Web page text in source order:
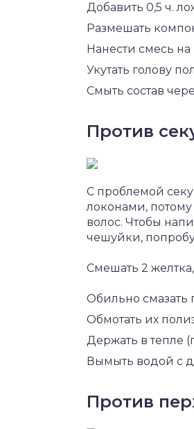
Добавить 0,5 ч.
Размешать
Нанести смесь
Укутать голову
Смыть состав
Против
С проблемой
локонами, потому
волос. Чтобы
чешуйки,
Смешать 2
Обильно
Обмотать их
Держать в тепле
Вымыть водой с
Против